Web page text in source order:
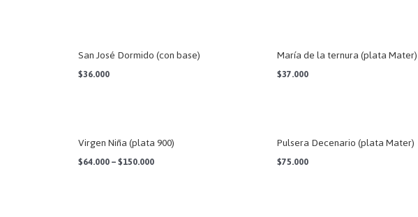
San José Dormido (con base)
$36.000
María de la ternura (plata Mater)
$37.000
Virgen Niña (plata 900)
$64.000–$150.000
Pulsera Decenario (plata Mater)
$75.000